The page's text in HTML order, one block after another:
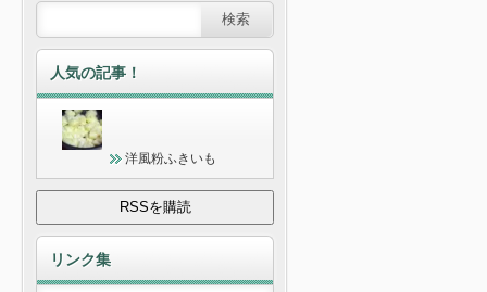
人気の記事！
洋風粉ふきいも
リンク集